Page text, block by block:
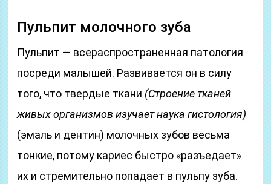
Пульпит молочного зуба
Пульпит — всераспространенная патология
посреди малышей. Развивается он в силу
того, что твердые ткани (Строение тканей
живых организмов изучает наука гистология)
(эмаль и дентин) молочных зубов весьма
тонкие, потому кариес быстро «разъедает»
их и стремительно попадает в пульпу зуба.